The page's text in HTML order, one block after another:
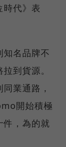
時代》表
知名品牌不
到貨源。
業通路，
開始積極
件，為的就